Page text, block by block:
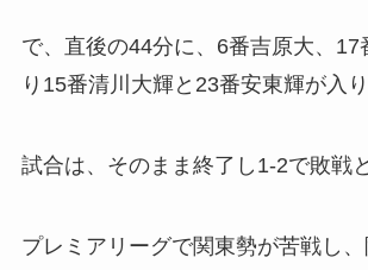
で、直後の44分に、6番吉原大、17
り15番清川大輝と23番安東輝が入り
試合は、そのまま終了し1-2で敗戦
プレミアリーグで関東勢が苦戦し